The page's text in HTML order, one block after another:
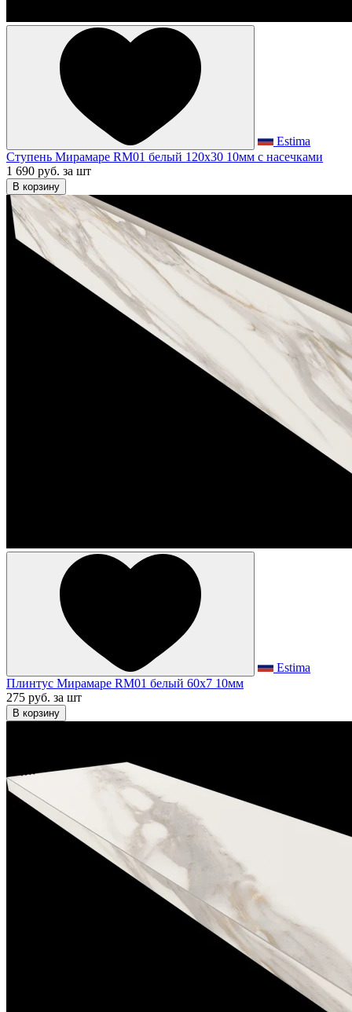
Estima
Ступень Мирамаре RM01 белый 120x30 10мм с насечками
1 690 руб. за шт
В корзину
Estima
Плинтус Мирамаре RM01 белый 60x7 10мм
275 руб. за шт
В корзину